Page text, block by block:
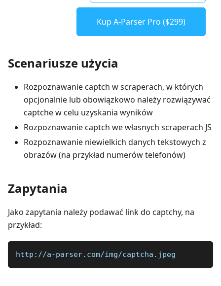
Kup A-Parser Pro ($299)
Scenariusze użycia
Rozpoznawanie captch w scraperach, w których
opcjonalnie lub obowiązkowo należy rozwiązywać
captche w celu uzyskania wyników
Rozpoznawanie captch we własnych scraperach JS
Rozpoznawanie niewielkich danych tekstowych z
obrazów (na przykład numerów telefonów)
Zapytania
Jako zapytania należy podawać link do captchy, na
przykład:
http://a-parser.com/img/captcha.jpeg